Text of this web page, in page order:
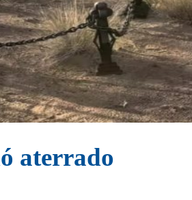
aterrado